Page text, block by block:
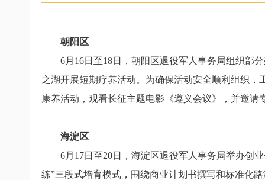
朝阳区
6月16日至18日，朝阳区退役军人事务局组织部
之湖开展短期疗养活动。为确保活动安全顺利组织
康养活动，观看长征主题电影《遵义会议》，并邀
海淀区
6月17日至20日，海淀区退役军人事务局举办创
练”三段式培育模式，围绕商业计划书撰写和标准化